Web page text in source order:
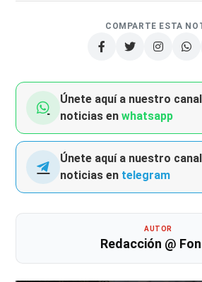
COMPARTE ESTA
Únete aquí a nuestro
noticias enwhatsapp
Únete aquí a nuestro
noticias en telegram
AUTOR
Redacción @